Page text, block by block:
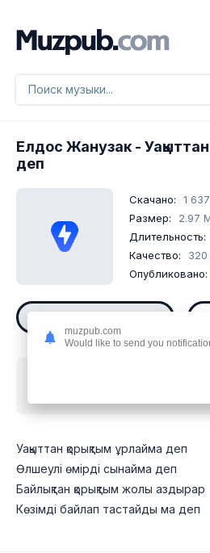
Елдос Жанузак -
деп
Скачано:
1 637
Размер:
2.97
Длительность:
Качество:
320
Опубликовано:
Елдос Жанузак
Уақыттан қорықтым ұрлайма деп
Өлшеулі өмірді сынайма деп
Байлықтан қорықтым жолы аздырар
Көзімді байлап тастайды ма деп
muzpub.com
Would like to send you